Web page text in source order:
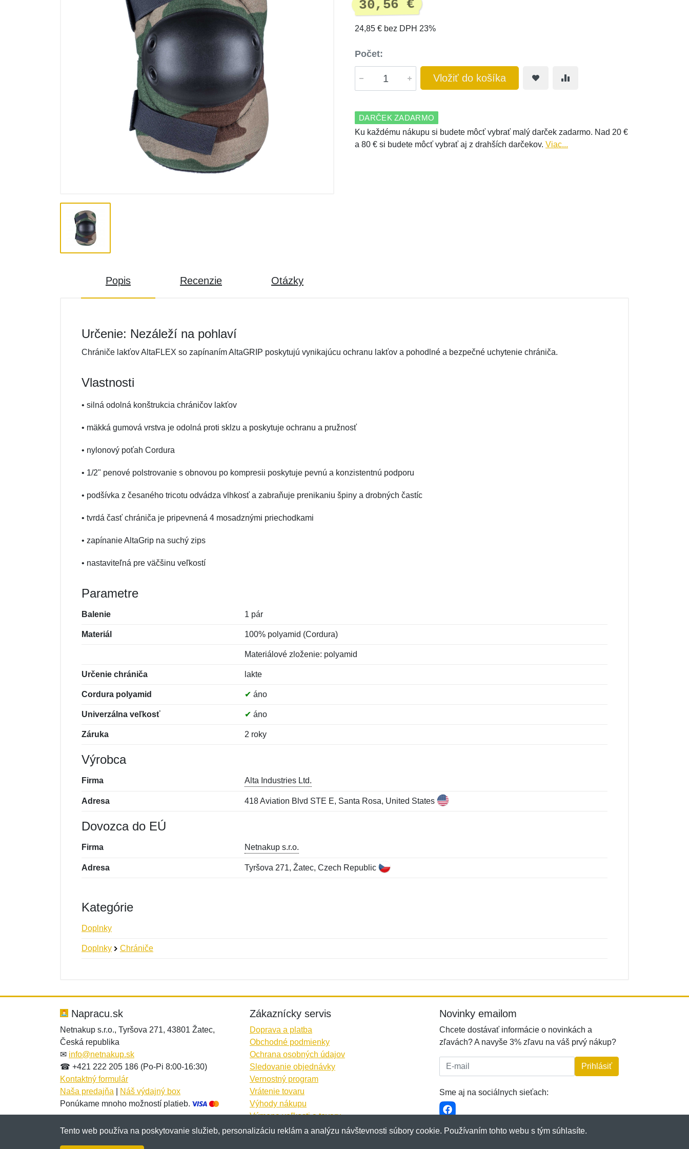
30,56 €
24,85 € bez DPH 23%
Počet:
Vložiť do košíka
DARČEK ZADARMO
Ku každému nákupu si budete môcť vybrať malý darček zadarmo. Nad 20 €
a 80 € si budete môcť vybrať aj z drahších darčekov. Viac...
Popis Recenzie Otázky
Určenie: Nezáleží na pohlaví
Chrániče lakťov AltaFLEX so zapínaním AltaGRIP poskytujú vynikajúcu ochranu lakťov a pohodlné a bezpečné uchytenie chrániča.
Vlastnosti
• silná odolná konštrukcia chráničov lakťov
• mäkká gumová vrstva je odolná proti sklzu a poskytuje ochranu a pružnosť
• nylonový poťah Cordura
• 1/2" penové polstrovanie s obnovou po kompresii poskytuje pevnú a konzistentnú podporu
• podšívka z česaného tricotu odvádza vlhkosť a zabraňuje prenikaniu špiny a drobných častíc
• tvrdá časť chrániča je pripevnená 4 mosadznými priechodkami
• zapínanie AltaGrip na suchý zips
• nastaviteľná pre väčšinu veľkostí
Parametre
Balenie 1 pár
Materiál 100% polyamid (Cordura)
Materiálové zloženie: polyamid
Určenie chrániča lakte
Cordura polyamid ✔ áno
Univerzálna veľkosť ✔ áno
Záruka 2 roky
Výrobca
Firma Alta Industries Ltd.
Adresa 418 Aviation Blvd STE E, Santa Rosa, United States
Dovozca do EÚ
Firma Netnakup s.r.o.
Adresa Tyršova 271, Žatec, Czech Republic
Kategórie
Doplnky
Doplnky Chrániče
Správa*
Pridať
Správa*
Pridať
Napracu.sk
Netnakup s.r.o., Tyršova 271, 43801 Žatec,
Česká republika
✉ info@netnakup.sk
☎ +421 222 205 186 (Po-Pi 8:00-16:30)
Kontaktný formulár
Naša predajňa
Náš výdajný box
Ponúkame mnoho možností platieb.
Zákaznícky servis
Doprava a platba
Obchodné podmienky
Ochrana osobných údajov
Sledovanie objednávky
Vernostný program
Vrátenie tovaru
Výhody nákupu
Výmena veľkosti a tovaru
Viac informácií...
Novinky emailom
Chcete dostávať informácie o novinkách a
zľavách? A navyše 3% zľavu na váš prvý nákup?
E-mail: Prihlásiť
Sme aj na sociálnych sieťach:
Tento web používa na poskytovanie služieb, personalizáciu reklám a analýzu návštevnosti súbory cookie. Používaním tohto webu s tým súhlasíte.